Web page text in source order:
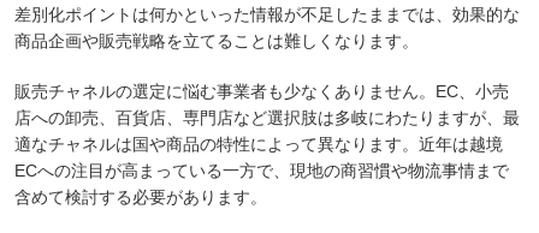
差別化ポイントは何かといった情報が不足したままでは、効果的な
商品企画や販売戦略を立てることは難しくなります。
販売チャネルの選定に悩む事業者も少なくありません。EC、小売
店への卸売、百貨店、専門店など選択肢は多岐にわたりますが、最
適なチャネルは国や商品の特性によって異なります。近年は越境
ECへの注目が高まっている一方で、現地の商習慣や物流事情まで
含めて検討する必要があります。